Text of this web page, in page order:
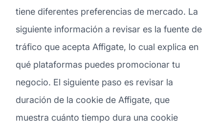
tiene diferentes preferencias de mercado. La
siguiente información a revisar es la fuente de
tráfico que acepta Affigate, lo cual explica en
qué plataformas puedes promocionar tu
negocio. El siguiente paso es revisar la
duración de la cookie de Affigate, que
muestra cuánto tiempo dura una cookie